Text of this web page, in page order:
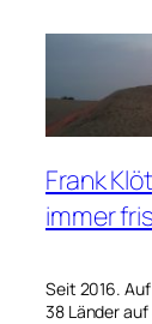
Frank
immer
Seit 2016.
38 Länder